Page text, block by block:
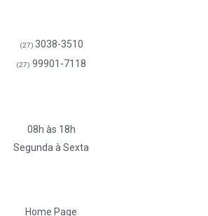
(27) 3038-3510
(27) 99901-7118
08h às 18h
Segunda à Sexta
Home Page